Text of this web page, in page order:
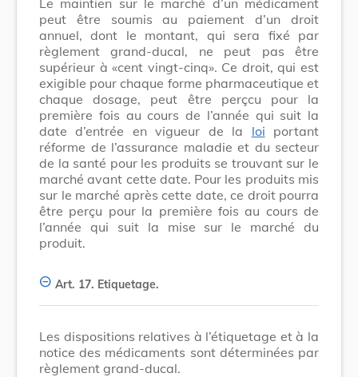
peut être soumis au paiement d’un droit
annuel, dont le montant, qui sera fixé par
règlement grand-ducal, ne peut pas être
supérieur à «cent vingt-cinq». Ce droit, qui est
exigible pour chaque forme pharmaceutique et
chaque dosage, peut être perçcu pour la
première fois au cours de l’année qui suit la
date d’entrée en vigueur de la loi portant
réforme de l’assurance maladie et du secteur
de la santé pour les produits se trouvant sur le
marché avant cette date. Pour les produits mis
sur le marché après cette date, ce droit pourra
être perçu pour la première fois au cours de
l’année qui suit la mise sur le marché du
produit.
Art. 17. Etiquetage.
Les dispositions relatives à l’étiquetage et à la
notice des médicaments sont déterminées par
règlement grand-ducal.